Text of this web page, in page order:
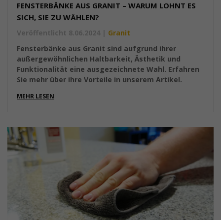
FENSTERBÄNKE AUS GRANIT – WARUM LOHNT ES
SICH, SIE ZU WÄHLEN?
Veröffentlicht 8.06.2024 | Granit
Fensterbänke aus Granit sind aufgrund ihrer
außergewöhnlichen Haltbarkeit, Ästhetik und
Funktionalität eine ausgezeichnete Wahl. Erfahren
Sie mehr über ihre Vorteile in unserem Artikel.
MEHR LESEN